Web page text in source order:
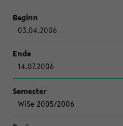
03.04.2006
14.07.2006
WiSe 2005/2006